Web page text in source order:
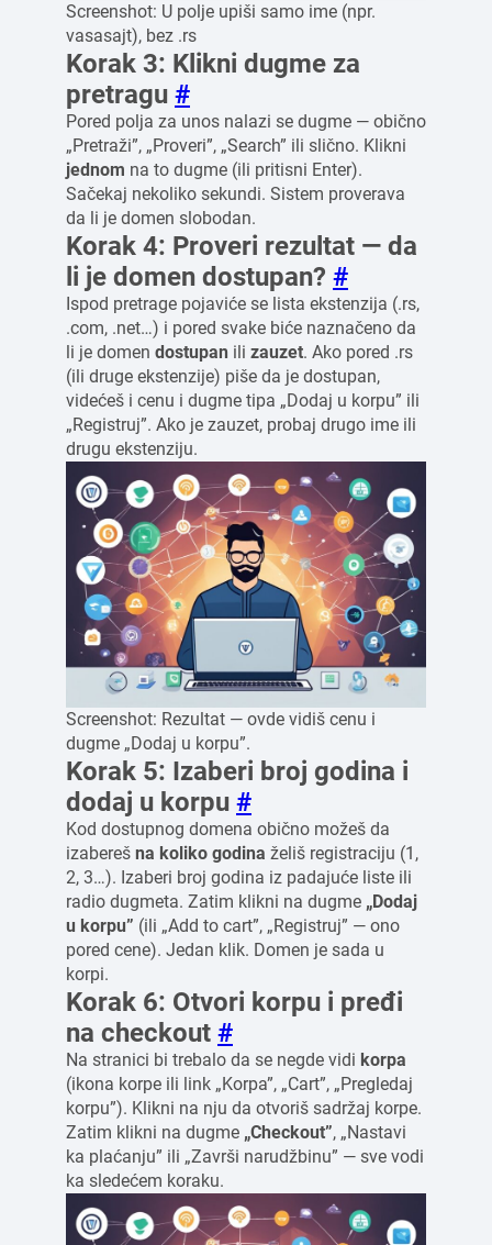
Screenshot: U polje upiši samo ime (npr.
vasasajt), bez .rs
Korak 3: Klikni dugme za
pretragu #
Pored polja za unos nalazi se dugme — obično
„Pretraži”, „Proveri”, „Search” ili slično. Klikni
jednom na to dugme (ili pritisni Enter).
Sačekaj nekoliko sekundi. Sistem proverava
da li je domen slobodan.
Korak 4: Proveri rezultat — da
li je domen dostupan? #
Ispod pretrage pojaviće se lista ekstenzija (.rs,
.com, .net…) i pored svake biće naznačeno da
li je domen dostupan ili zauzet. Ako pored .rs
(ili druge ekstenzije) piše da je dostupan,
videćeš i cenu i dugme tipa „Dodaj u korpu” ili
„Registruj”. Ako je zauzet, probaj drugo ime ili
drugu ekstenziju.
Screenshot: Rezultat — ovde vidiš cenu i
dugme „Dodaj u korpu”.
Korak 5: Izaberi broj godina i
dodaj u korpu #
Kod dostupnog domena obično možeš da
izabereš na koliko godina želiš registraciju (1,
2, 3…). Izaberi broj godina iz padajuće liste ili
radio dugmeta. Zatim klikni na dugme „Dodaj
u korpu” (ili „Add to cart”, „Registruj” — ono
pored cene). Jedan klik. Domen je sada u
korpi.
Korak 6: Otvori korpu i pređi
na checkout #
Na stranici bi trebalo da se negde vidi korpa
(ikona korpe ili link „Korpa”, „Cart”, „Pregledaj
korpu”). Klikni na nju da otvoriš sadržaj korpe.
Zatim klikni na dugme „Checkout”, „Nastavi
ka plaćanju” ili „Završi narudžbinu” — sve vodi
ka sledećem koraku.